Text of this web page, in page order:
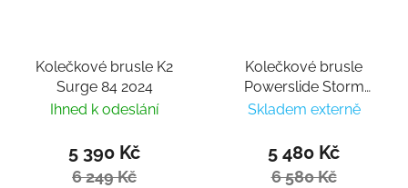
Kolečkové brusle K2
Surge 84 2024
Ihned k odeslání
5 390 Kč
6 249 Kč
Kolečkové brusle
Powerslide Storm
Nicoly Pro 80
Skladem externě
5 480 Kč
6 580 Kč